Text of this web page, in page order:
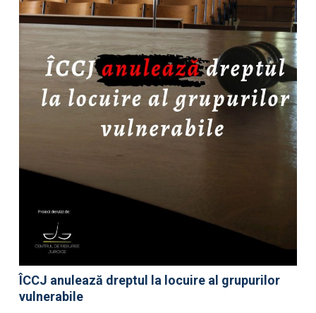
ÎCCJ anulează dreptul la locuire al grupurilor
vulnerabile